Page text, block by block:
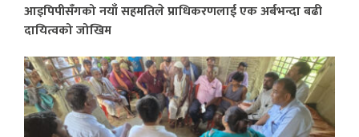
आइपिपीसँगको नयाँ सहमतिले प्राधिकरणलाई एक अर्बभन्दा बढी
दायित्वको जोखिम